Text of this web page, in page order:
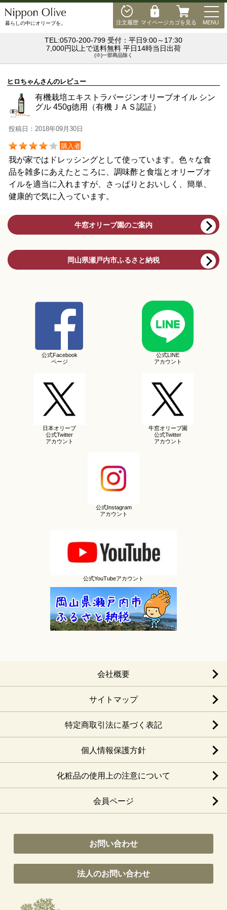
注文履歴 マイページカゴを見る MENU
暮らしの中にオリーブを。
TEL:0570-200-799 受付：平日9:00～17:30
7,000円以上で送料無料 平日14時当日出荷
(※)一部商品除く
ヒロちゃんさんのレビュー
有機栽培エキストラバージンオリーブオイル シン
グル 450g徳用（有機ＪＡＳ認証）
投稿日：2018年09月30日
購入者
我が家ではドレッシングとして使っています。色々な食
品を雑多にあえたところに、調味酢と食塩とオリーブオ
イルを適当に入れますが、さっぱりとおいしく、簡単、
健康的で気に入っています。
牛窓オリーブ園のご案内
岡山県瀬戸内市ふるさと納税
公式Facebook
ページ
公式LINE
アカウント
日本オリーブ
公式Twitter
アカウント
牛窓オリーブ園
公式Twitter
アカウント
公式Instagram
アカウント
公式YouTubeアカウント
会社概要
サイトマップ
特定商取引法に基づく表記
個人情報保護方針
化粧品の使用上の注意について
会員ページ
お問い合わせ
法人のお問い合わせ